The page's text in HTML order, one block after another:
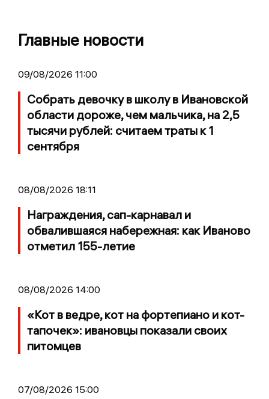
Главные новости
09/08/2026 11:00
Собрать девочку в школу в Ивановской
области дороже, чем мальчика, на 2,5
тысячи рублей: считаем траты к 1
сентября
08/08/2026 18:11
Награждения, сап-карнавал и
обвалившаяся набережная: как Иваново
отметил 155-летие
08/08/2026 14:00
«Кот в ведре, кот на фортепиано и кот-
тапочек»: ивановцы показали своих
питомцев
07/08/2026 15:00